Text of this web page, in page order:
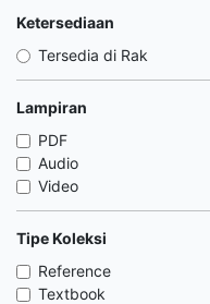
Ketersediaan
Tersedia di Rak
Lampiran
PDF
Audio
Video
Tipe Koleksi
Reference
Textbook